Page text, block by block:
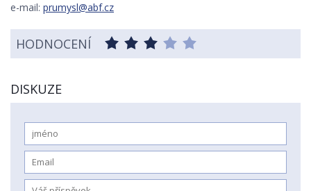
e-mail: prumysl@abf.cz
HODNOCENÍ
DISKUZE